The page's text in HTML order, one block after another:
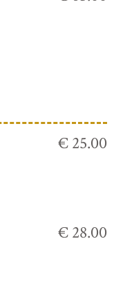
€ 25.00
€ 28.00